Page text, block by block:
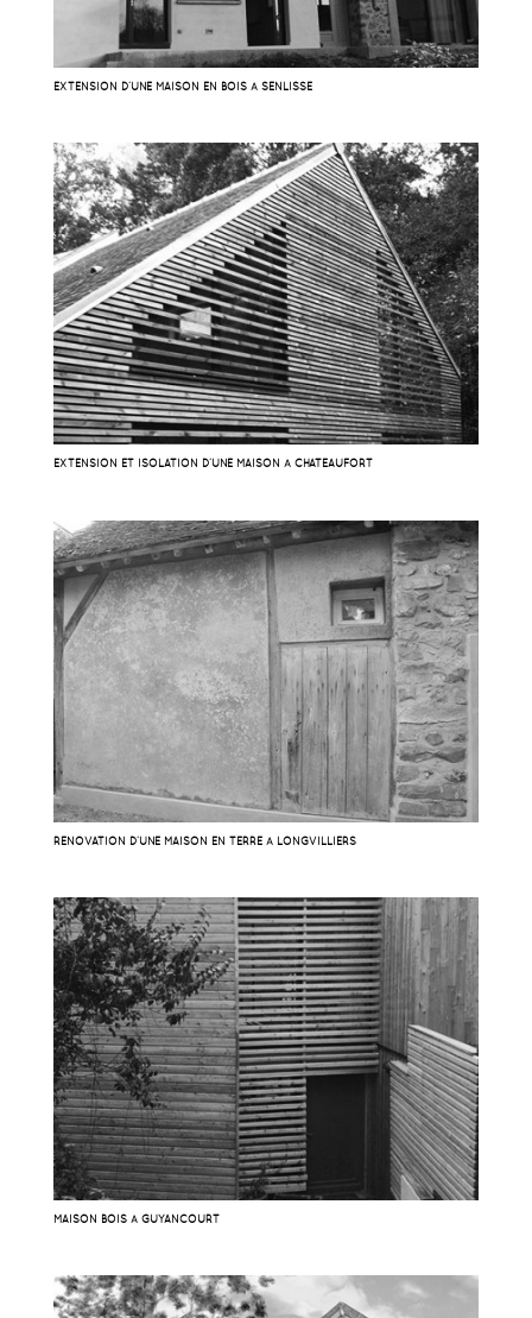
EXTENSION D’UNE MAISON EN BOIS À SENLISSE
EXTENSION ET ISOLATION D’UNE MAISON À CHATEAUFORT
RÉNOVATION D’UNE MAISON EN TERRE À LONGVILLIERS
MAISON BOIS À GUYANCOURT